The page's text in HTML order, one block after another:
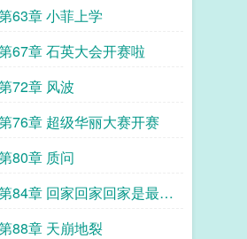
63章 小菲上学
67章 石英大会开赛啦
72章 风波
76章 超级华丽大赛开赛
80章 质问
84章 回家回家回家是最大
幸福
88章 天崩地裂